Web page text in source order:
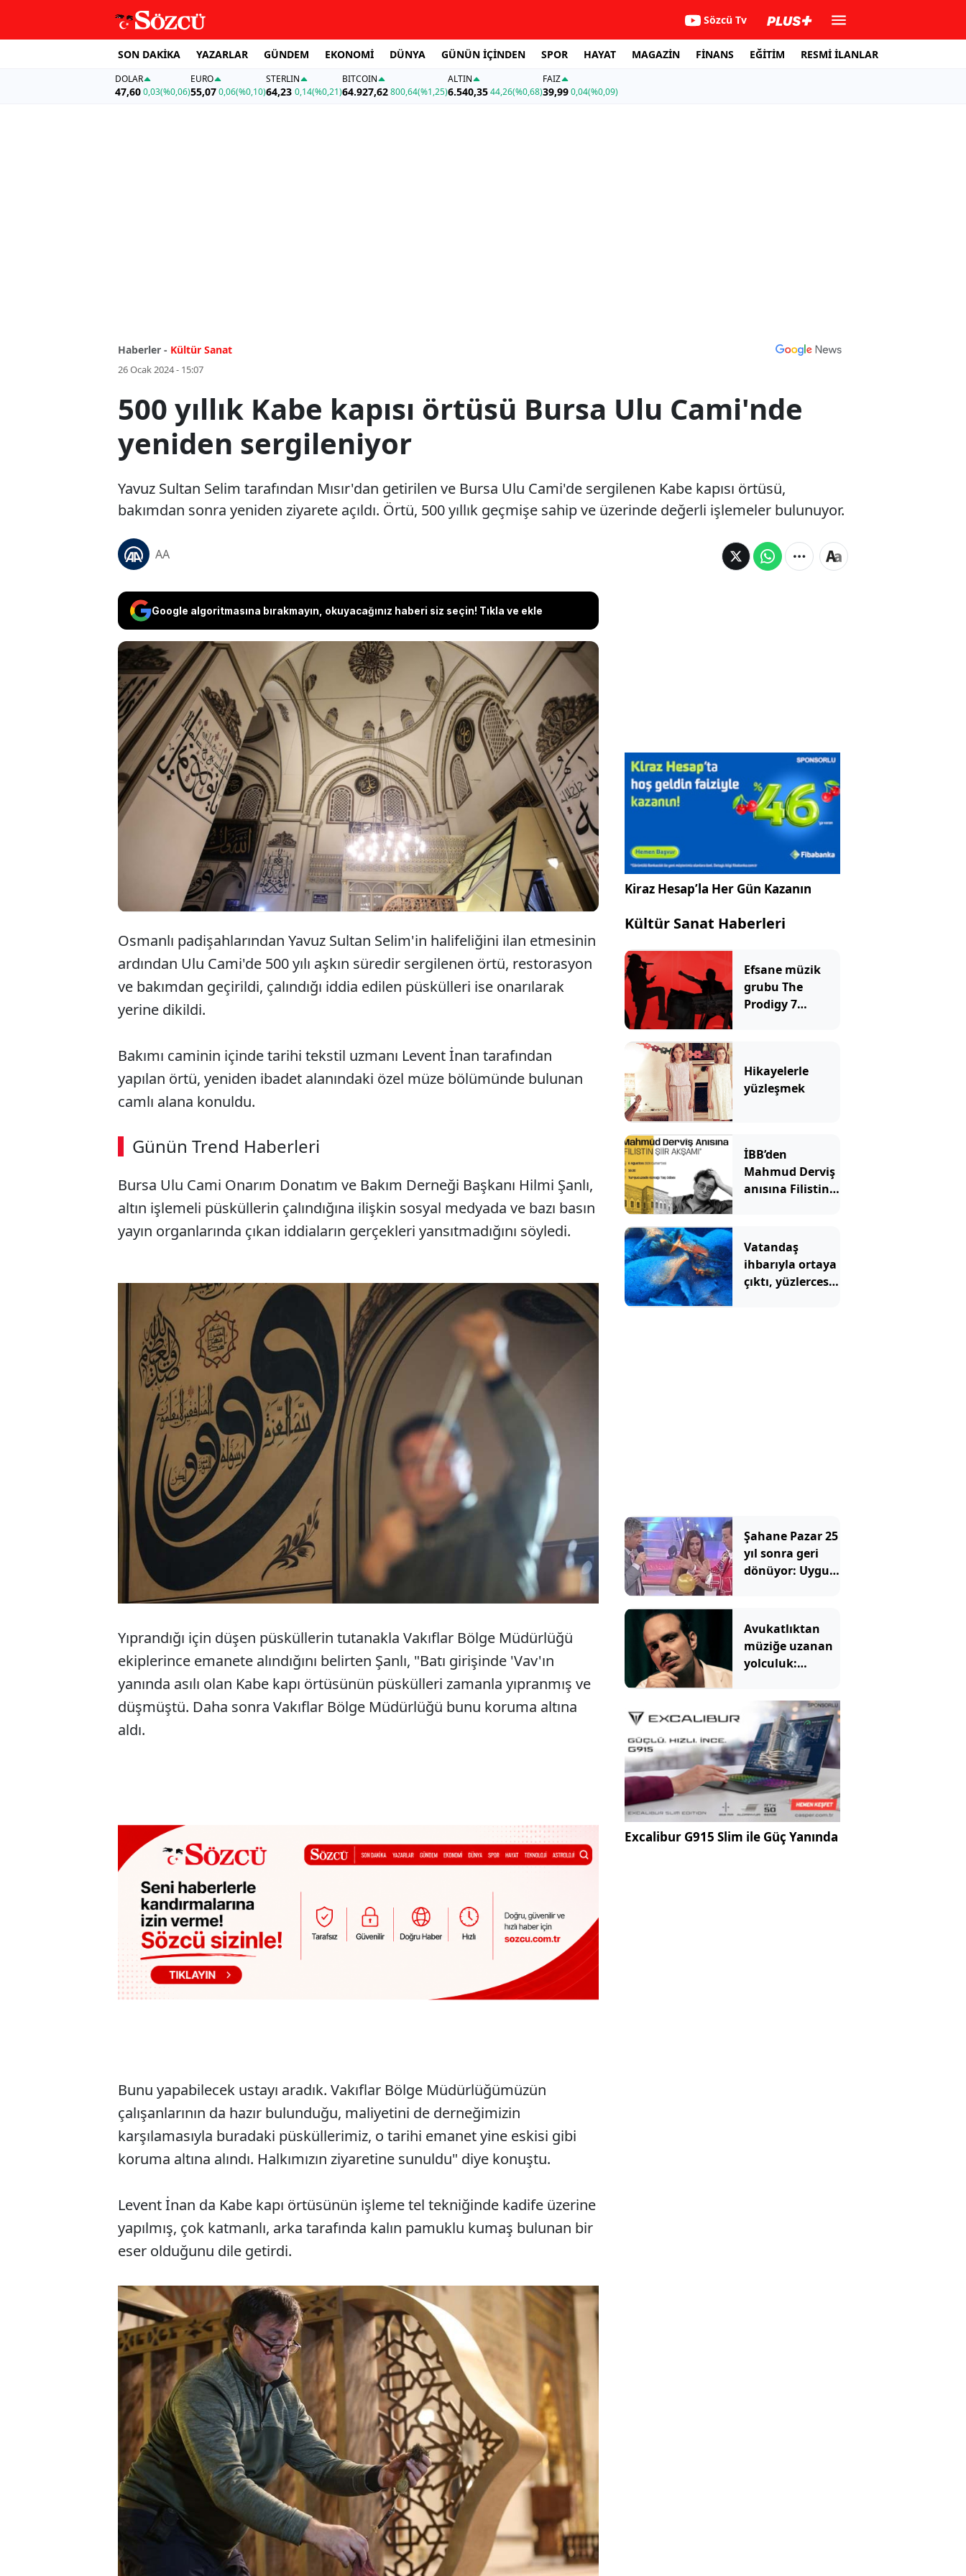
Sözcü Tv
SON DAKİKA YAZARLAR GÜNDEM EKONOMİ DÜNYA GÜNÜN İÇİNDEN SPOR HAYAT MAGAZİN FİNANS EĞİTİM RESMİ İLANLAR
DOLAR
47,600,03(%0,06)
EURO
55,07 0,06(%0,10)
STERLIN
64,23 0,14(%0,21)
BITCOIN
64.927,62800,64(%1,25)
ALTIN
6.540,3544,26(%0,68)
FAİZ
39,990,04(%0,09)
Haberler - Kültür Sanat
26 Ocak 2024 - 15:07
500 yıllık Kabe kapısı örtüsü Bursa Ulu Cami'nde
yeniden sergileniyor
Yavuz Sultan Selim tarafından Mısır'dan getirilen ve Bursa Ulu Cami'de sergilenen Kabe kapısı örtüsü,
bakımdan sonra yeniden ziyarete açıldı. Örtü, 500 yıllık geçmişe sahip ve üzerinde değerli işlemeler bulunuyor.
AA
Google algoritmasına bırakmayın, okuyacağınız haberi siz seçin! Tıkla ve ekle
Yavuz Sultan Selim tarafından Mısır'dan getirilen ve Bursa Ulu
Cami'de sergilenen Kabe kapısı örtüsü, bakımdan sonra
yeniden ziyarete açıldı. Örtü, 500 yıllık geçmişe sahip ve
üzerinde değerli işlemeler bulunuyor.
Osmanlı padişahlarından Yavuz Sultan Selim'in halifeliğini ilan etmesinin
ardından Ulu Cami'de 500 yılı aşkın süredir sergilenen örtü, restorasyon
ve bakımdan geçirildi, çalındığı iddia edilen püskülleri ise onarılarak
yerine dikildi.
Bakımı caminin içinde tarihi tekstil uzmanı Levent İnan tarafından
yapılan örtü, yeniden ibadet alanındaki özel müze bölümünde bulunan
camlı alana konuldu.
Günün Trend Haberleri
SÖZCÜ SON DAKİKA
Bursa Ulu Cami Onarım Donatım ve Bakım Derneği Başkanı Hilmi Şanlı,
altın işlemeli püsküllerin çalındığına ilişkin sosyal medyada ve bazı basın
yayın organlarında çıkan iddiaların gerçekleri yansıtmadığını söyledi.
Yıprandığı için düşen püsküllerin tutanakla Vakıflar Bölge Müdürlüğü
ekiplerince emanete alındığını belirten Şanlı, "Batı girişinde 'Vav'ın
yanında asılı olan Kabe kapı örtüsünün püskülleri zamanla yıpranmış ve
düşmüştü. Daha sonra Vakıflar Bölge Müdürlüğü bunu koruma altına
aldı.
Bunu yapabilecek ustayı aradık. Vakıflar Bölge Müdürlüğümüzün
çalışanlarının da hazır bulunduğu, maliyetini de derneğimizin
karşılamasıyla buradaki püsküllerimiz, o tarihi emanet yine eskisi gibi
koruma altına alındı. Halkımızın ziyaretine sunuldu" diye konuştu.
Levent İnan da Kabe kapı örtüsünün işleme tel tekniğinde kadife üzerine
yapılmış, çok katmanlı, arka tarafında kalın pamuklu kumaş bulunan bir
eser olduğunu dile getirdi.
Kiraz Hesap’la Her Gün Kazanın
Kültür Sanat Haberleri
Efsane müzik
grubu The
Prodigy 7
Hikayelerle
yüzleşmek
İBB’den
Mahmud Derviş
anısına Filistin
Vatandaş
ihbarıyla ortaya
çıktı, yüzlercesi
Şahane Pazar 25
yıl sonra geri
dönüyor: Uygur
sahneye taşıyor
Avukatlıktan
müziğe uzanan
yolculuk:
bırakmadı,
rotasını müziğe
de çevirdi
Excalibur G915 Slim ile Güç Yanında